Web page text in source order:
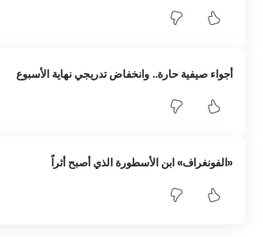
أجواء صيفية حارة.. وانخفاض تدريجي نهاية الأسبوع
«الفونغراف» ابن الأسطورة الذي أصبح أثراً